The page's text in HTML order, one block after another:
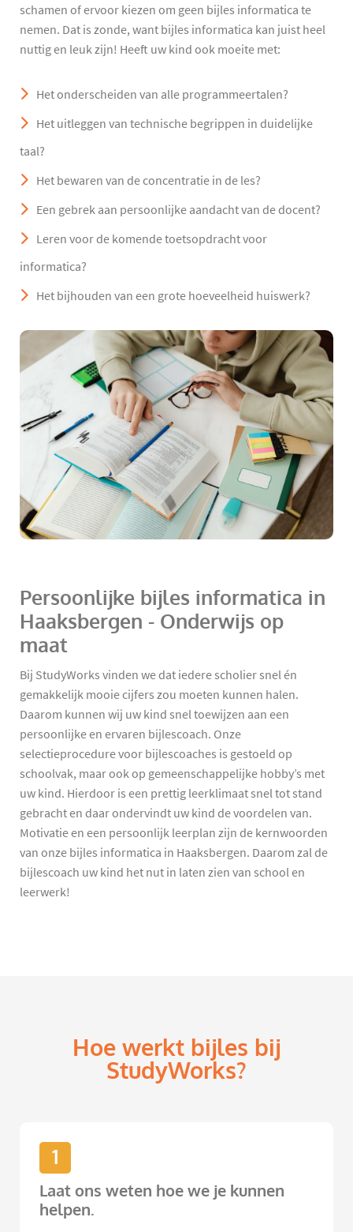
schamen of ervoor kiezen om geen bijles informatica te
nemen. Dat is zonde, want bijles informatica kan juist heel
nuttig en leuk zijn! Heeft uw kind ook moeite met:
Het onderscheiden van alle programmeertalen?
Het uitleggen van technische begrippen in duidelijke
taal?
Het bewaren van de concentratie in de les?
Een gebrek aan persoonlijke aandacht van de docent?
Leren voor de komende toetsopdracht voor
informatica?
Het bijhouden van een grote hoeveelheid huiswerk?
Persoonlijke bijles informatica in
Haaksbergen - Onderwijs op
maat
Bij StudyWorks vinden we dat iedere scholier snel én
gemakkelijk mooie cijfers zou moeten kunnen halen.
Daarom kunnen wij uw kind snel toewijzen aan een
persoonlijke en ervaren bijlescoach. Onze
selectieprocedure voor bijlescoaches is gestoeld op
schoolvak, maar ook op gemeenschappelijke hobby’s met
uw kind. Hierdoor is een prettig leerklimaat snel tot stand
gebracht en daar ondervindt uw kind de voordelen van.
Motivatie en een persoonlijk leerplan zijn de kernwoorden
van onze bijles informatica in Haaksbergen. Daarom zal de
bijlescoach uw kind het nut in laten zien van school en
leerwerk!
Hoe werkt bijles bij
StudyWorks?
1
Laat ons weten hoe we je kunnen
helpen.